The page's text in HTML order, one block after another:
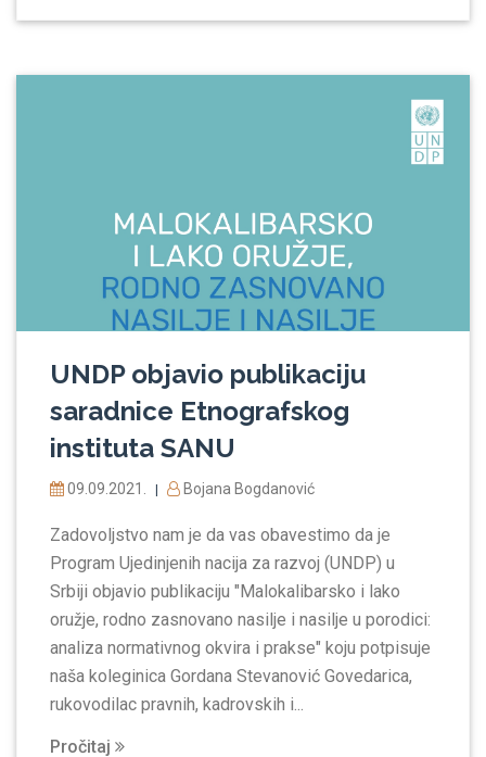
UNDP objavio publikaciju
saradnice Etnografskog
instituta SANU
09.09.2021. | Bojana Bogdanović
Zadovoljstvo nam je da vas obavestimo da je
Program Ujedinjenih nacija za razvoj (UNDP) u
Srbiji objavio publikaciju "Malokalibarsko i lako
oružje, rodno zasnovano nasilje i nasilje u porodici:
analiza normativnog okvira i prakse" koju potpisuje
naša koleginica Gordana Stevanović Govedarica,
rukovodilac pravnih, kadrovskih i...
Pročitaj